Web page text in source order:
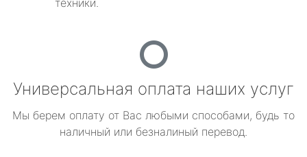
техники.
Универсальная оплата наших услуг
Мы берем оплату от Вас любыми способами, будь то
наличный или безналиный перевод.